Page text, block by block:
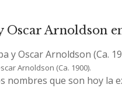
Oscar Arnoldson
Arnoldson (Ca. 1900).
nombres que son hoy la